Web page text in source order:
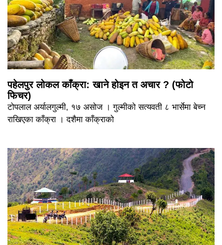
पहेलपुर लोकल काँक्रा: खाने होइन त अचार ? (फोटो
फिचर)
टोपलाल अर्यालगुल्मी, १७ असोज । गुल्मीको सत्यवती ८ भार्सेमा बेच्न
राखिएका काँक्रा । दशैमा काँक्राको